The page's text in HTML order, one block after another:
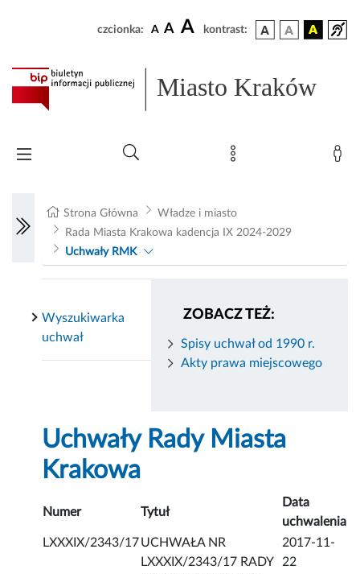
czcionka: A A A kontrast:
Miasto Kraków
Strona Główna
Władze i miasto
Rada Miasta Krakowa kadencja IX 2024-2029
Uchwały RMK
ZOBACZ TEŻ:
Spisy uchwał od 1990 r.
Akty prawa miejscowego
Wyszukiwarka
uchwał
Uchwały Rady Miasta
Krakowa
Numer Tytuł
Data
uchwalenia
LXXXIX/2343/17UCHWAŁA NR
LXXXIX/2343/17 RADY
2017-11-
22